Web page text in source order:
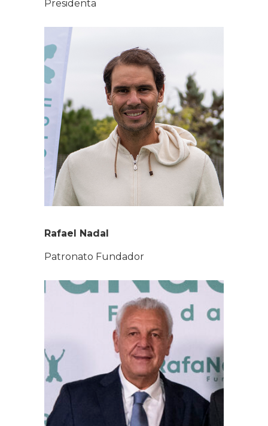
Presidenta
Rafael Nadal
Patronato Fundador